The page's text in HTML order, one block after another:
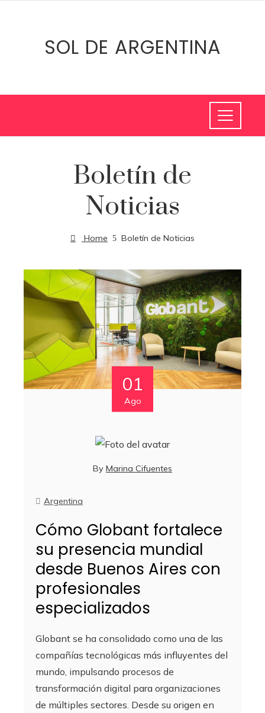
SOL DE ARGENTINA
Boletín de
Noticias
Home Boletín de Noticias
01
Ago
By Marina Cifuentes
Argentina
Cómo Globant fortalece
su presencia mundial
desde Buenos Aires con
profesionales
especializados
Globant se ha consolidado como una de las
compañías tecnológicas más influyentes del
mundo, impulsando procesos de
transformación digital para organizaciones
de múltiples sectores. Desde su origen en